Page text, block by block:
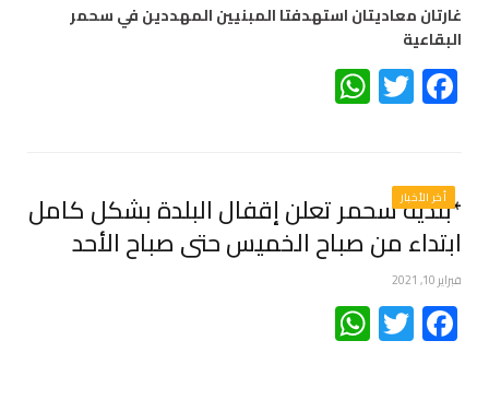
غارتان معاديتان استهدفتا المبنيين المهددين في سحمر
البقاعية
Facebook
Twitter
أخر الأخبار
*بلدية سحمر تعلن إقفال البلدة بشكل كامل
ابتداء من صباح الخميس حتى صباح الأحد
فبراير 10, 2021
Facebook
Twitter